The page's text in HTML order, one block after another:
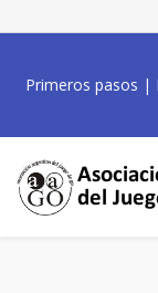
Primeros pasos |